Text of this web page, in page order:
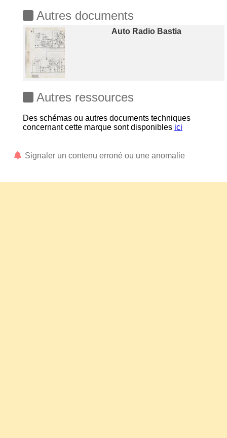
Autres documents
Auto Radio Bastia
Autres ressources
Des schémas ou autres documents techniques
concernant cette marque sont disponibles ici
Signaler un contenu erroné ou une anomalie